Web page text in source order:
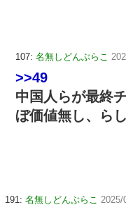
107: 名無しどんぶらこ
>>49
中国人らが最終
ぼ価値無し、ら
191: 名無しどんぶらこ 2025/